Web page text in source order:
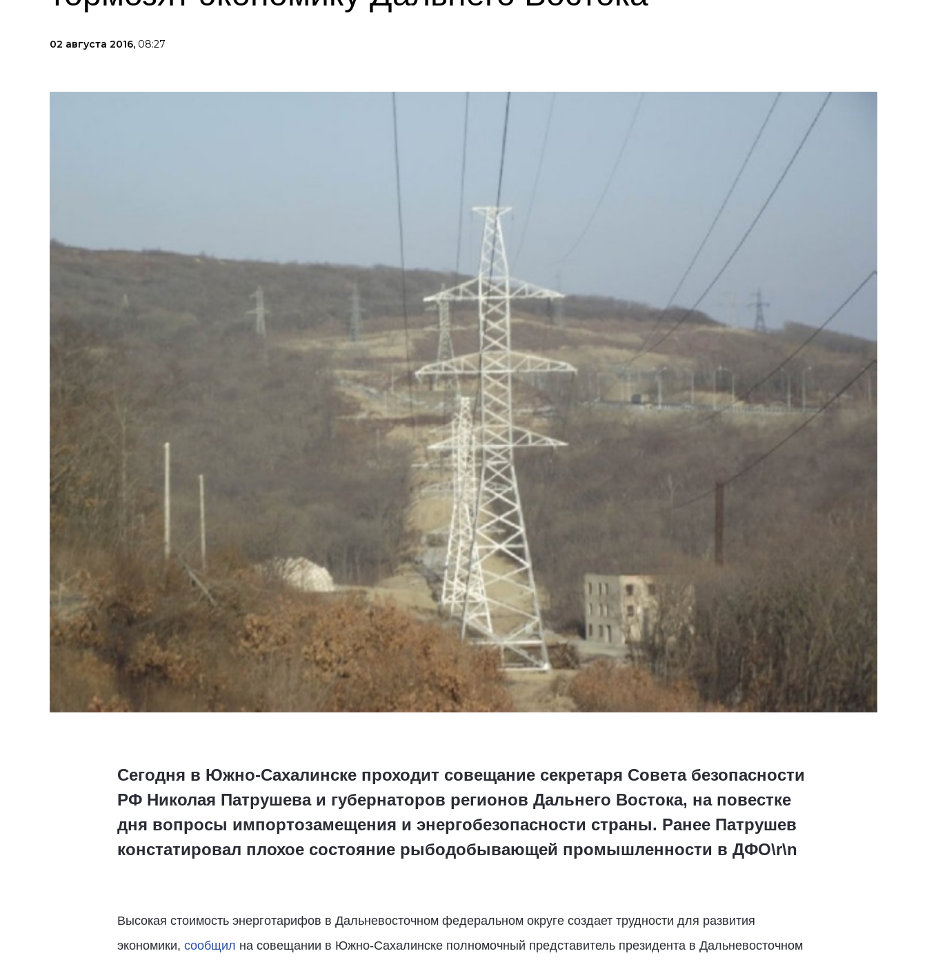
02 августа 2016, 08:27
Сегодня в Южно-Сахалинске проходит совещание секретаря Совета безопасности
РФ Николая Патрушева и губернаторов регионов Дальнего Востока, на повестке
дня вопросы импортозамещения и энергобезопасности страны. Ранее Патрушев
констатировал плохое состояние рыбодобывающей промышленности в ДФО\r\n
Высокая стоимость энерготарифов в Дальневосточном федеральном округе создает трудности для развития
экономики, сообщил на совещании в Южно-Сахалинске полномочный представитель президента в Дальневосточном